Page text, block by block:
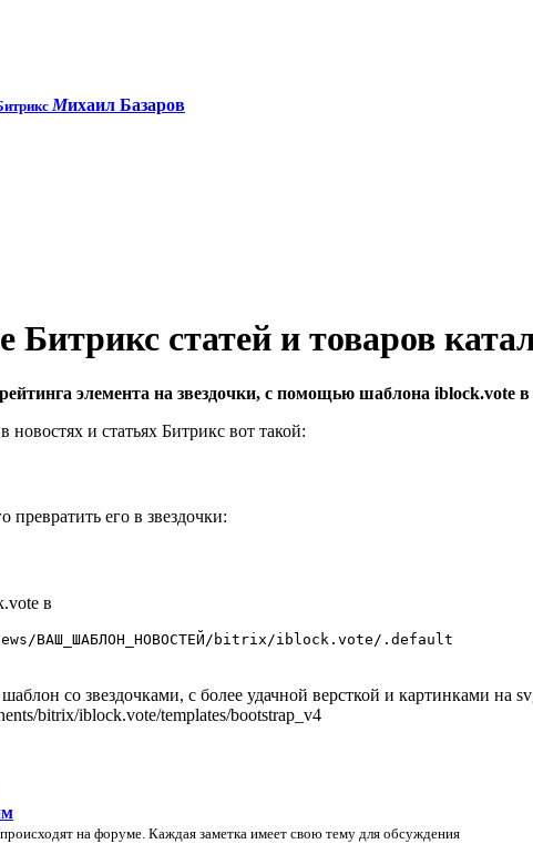
Михаил Базаров
Битрикс статей и товаров
элемента на звездочки, с помощью шаблона iblock.vote в
и статьях Битрикс вот такой:
его в звездочки:
в
ВАШ_ШАБЛОН_НОВОСТЕЙ/bitrix/iblock.vote/.default
со звездочками, с более удачной версткой и картинками
bitrix/iblock.vote/templates/bootstrap_v4
на форуме. Каждая заметка имеет свою тему для обсуждения